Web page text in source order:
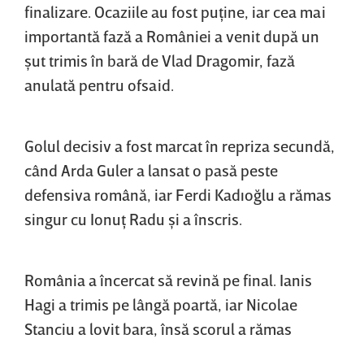
finalizare. Ocaziile au fost puţine, iar cea mai
importantă fază a României a venit după un
şut trimis în bară de Vlad Dragomir, fază
anulată pentru ofsaid.
Golul decisiv a fost marcat în repriza secundă,
când Arda Guler a lansat o pasă peste
defensiva română, iar Ferdi Kadıoğlu a rămas
singur cu Ionuţ Radu şi a înscris.
România a încercat să revină pe final. Ianis
Hagi a trimis pe lângă poartă, iar Nicolae
Stanciu a lovit bara, însă scorul a rămas